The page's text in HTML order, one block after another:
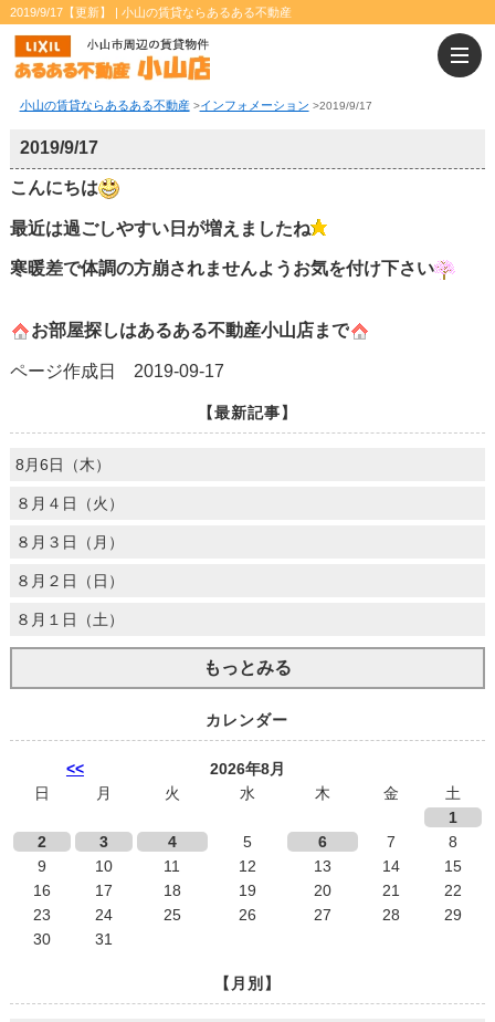
2019/9/17【更新】 | 小山の賃貸ならあるある不動産
小山の賃貸ならあるある不動産>インフォメーション >2019/9/17
2019/9/17
こんにちは
最近は過ごしやすい日が増えましたね
寒暖差で体調の方崩されませんようお気を付け下さい
お部屋探しはあるある不動産小山店まで
ページ作成日 2019-09-17
【最新記事】
8月6日（木）
８月４日（火）
８月３日（月）
８月２日（日）
８月１日（土）
もっとみる
カレンダー
<<
2026年8月
日
月 火 水 木 金
土
1
2
3 4 5 6 7
8
9
10 11 12 13 14
15
16
17 18 19 20 21
22
23
24 25 26 27 28
29
30
31
【月別】